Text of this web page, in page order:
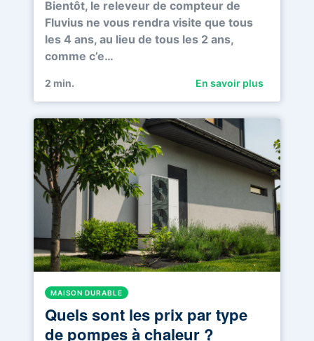
Bientôt, le releveur de compteur de
Fluvius ne vous rendra visite que tous
les 4 ans, au lieu de tous les 2 ans,
comme c’e…
2 min. En savoir plus
MAISON DURABLE
Quels sont les prix par type
de pompes à chaleur ?